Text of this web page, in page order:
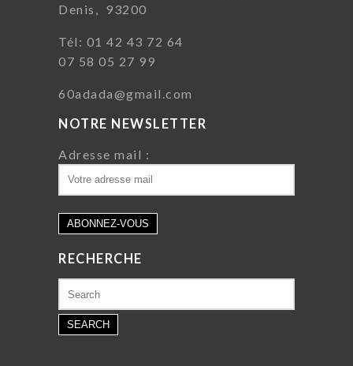
Denis, 93200
Tél: 01 42 43 72 64
07 58 05 27 99
60adada@gmail.com
NOTRE NEWSLETTER
Adresse mail :
RECHERCHE
for: